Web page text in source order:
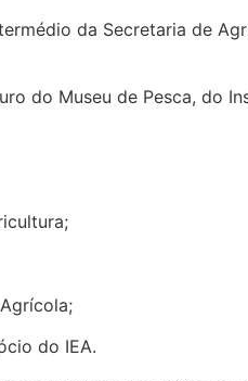
da Secretaria de
do Museu de Pesca, do
do IEA.